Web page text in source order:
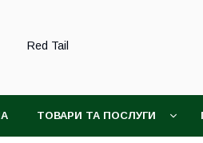
Red Tail
ТОВАРИ ТА ПОСЛУГИ